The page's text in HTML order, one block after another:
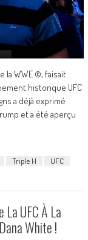
la WWE ©, faisait
historique UFC
a déjà exprimé
et a été aperçu
Triple H
UFC
UFC À La
White !